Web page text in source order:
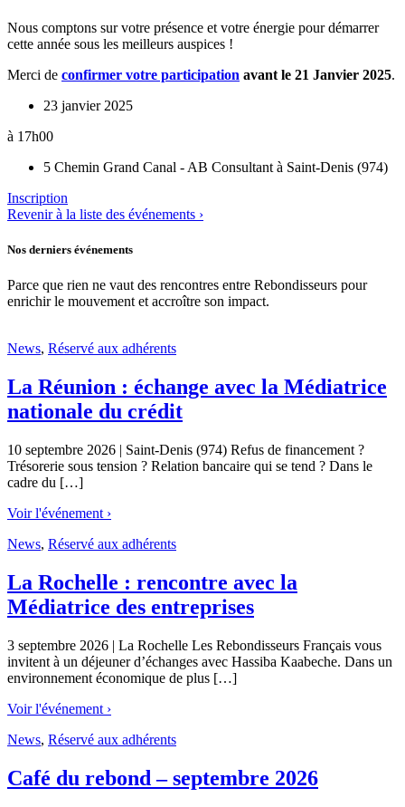
Nous comptons sur votre présence et votre énergie pour démarrer
cette année sous les meilleurs auspices !
Merci de confirmer votre participation avant le 21 Janvier 2025.
23 janvier 2025
à 17h00
5 Chemin Grand Canal - AB Consultant à Saint-Denis (974)
Inscription
Revenir à la liste des événements ›
Nos derniers événements
Parce que rien ne vaut des rencontres entre Rebondisseurs pour
enrichir le mouvement et accroître son impact.
News, Réservé aux adhérents
La Réunion : échange avec la Médiatrice
nationale du crédit
10 septembre 2026 | Saint-Denis (974) Refus de financement ?
Trésorerie sous tension ? Relation bancaire qui se tend ? Dans le
cadre du […]
Voir l'événement ›
News, Réservé aux adhérents
La Rochelle : rencontre avec la
Médiatrice des entreprises
3 septembre 2026 | La Rochelle Les Rebondisseurs Français vous
invitent à un déjeuner d’échanges avec Hassiba Kaabeche. Dans un
environnement économique de plus […]
Voir l'événement ›
News, Réservé aux adhérents
Café du rebond – septembre 2026